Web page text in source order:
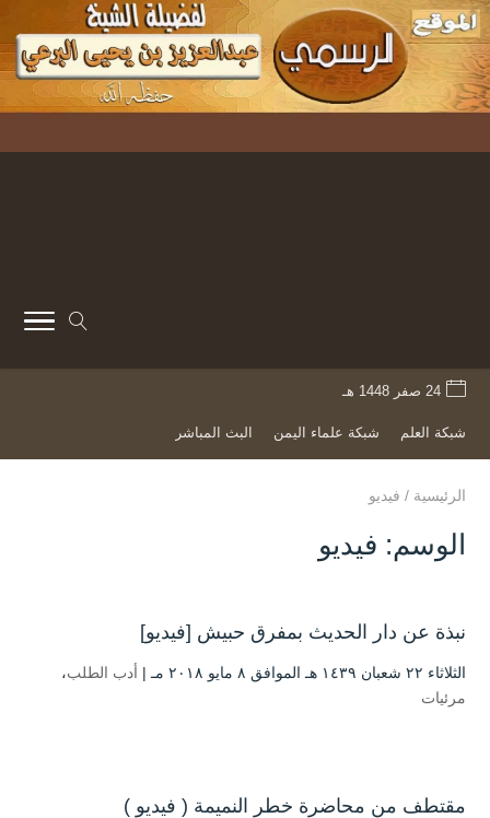
24 صفر 1448 هـ
شبكة العلم شبكة علماء اليمن البث المباشر
الرئيسية / فيديو
الوسم: فيديو
نبذة عن دار الحديث بمفرق حبيش [فيديو]
الثلاثاء ۲۲ شعبان ۱٤۳۹ هـ الموافق ۸ مايو ۲۰۱۸ مـ | أدب الطلب،
مرئيات
مقتطف من محاضرة خطر النميمة ( فيديو )